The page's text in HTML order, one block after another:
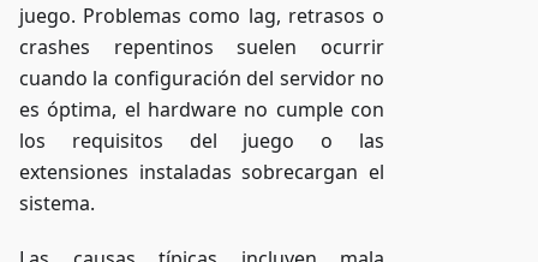
juego. Problemas como lag, retrasos o
crashes repentinos suelen ocurrir
cuando la configuración del servidor no
es óptima, el hardware no cumple con
los requisitos del juego o las
extensiones instaladas sobrecargan el
sistema.